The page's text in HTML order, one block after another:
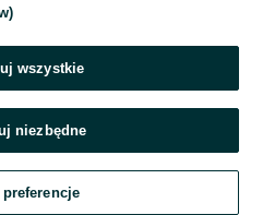
wszystkie
niezbędne
preferencje